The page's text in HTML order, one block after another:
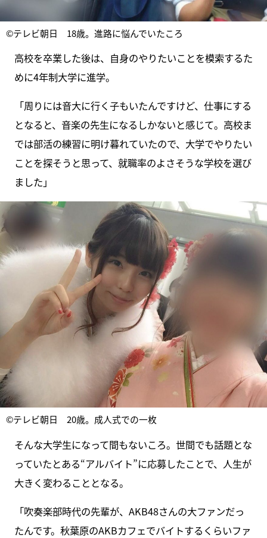
©テレビ朝日 18歳。進路に悩んでいたころ
高校を卒業した後は、自身のやりたいことを模索するた
めに4年制大学に進学。
「周りには音大に行く子もいたんですけど、仕事にする
となると、音楽の先生になるしかないと感じて。高校ま
では部活の練習に明け暮れていたので、大学でやりたい
ことを探そうと思って、就職率のよさそうな学校を選び
ました」
©テレビ朝日 20歳。成人式での一枚
そんな大学生になって間もないころ。世間でも話題とな
っていたとある“アルバイト”に応募したことで、人生が
大きく変わることとなる。
「吹奏楽部時代の先輩が、AKB48さんの大ファンだっ
たんです。秋葉原のAKBカフェでバイトするくらいファ